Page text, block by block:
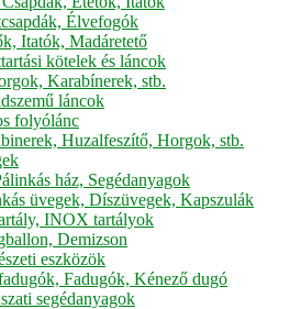
Élvefogók
Itatók, Madáretető
kötelek és láncok
Karabínerek, stb.
láncok
folyólánc
Huzalfeszítő, Horgok, stb.
ház, Segédanyagok
üvegek, Díszüvegek, Kapszulák
INOX tartályok
Demizson
eszközök
Fadugók, Kénező dugó
segédanyagok